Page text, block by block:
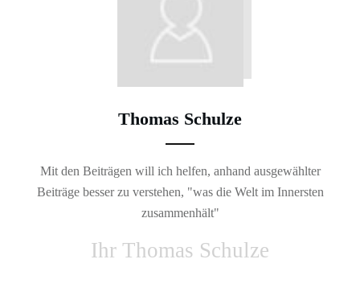
Thomas Schulze
Mit den Beiträgen will ich helfen, anhand ausgewählter
Beiträge besser zu verstehen, "was die Welt im Innersten
zusammenhält"
Ihr Thomas Schulze